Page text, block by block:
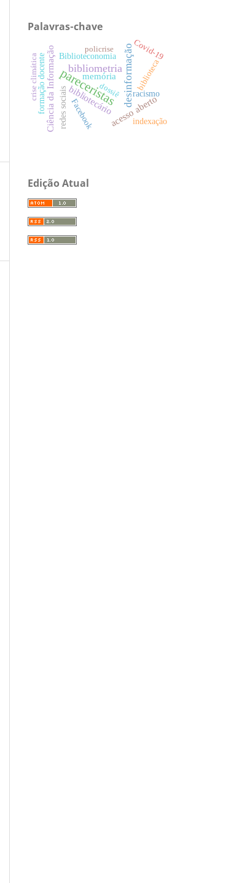
Palavras-chave
pareceristas
bibliometriadesinformação
Ciência da Informação acesso aberto
bibliotecário
memória
Biblioteconomia
Facebook
racismo
biblioteca
formação docente redes sociais indexação
Covid-19
dossiê
policrise
crise climática
Edição Atual